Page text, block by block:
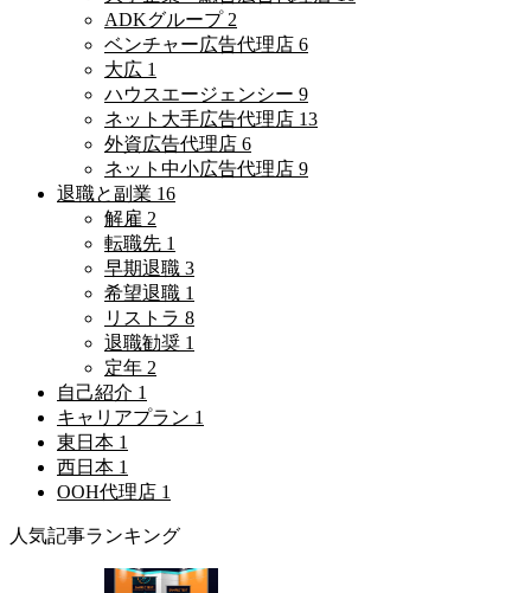
ADKグループ 2
ベンチャー広告代理店 6
大広 1
ハウスエージェンシー 9
ネット大手広告代理店 13
外資広告代理店 6
ネット中小広告代理店 9
退職と副業 16
解雇 2
転職先 1
早期退職 3
希望退職 1
リストラ 8
退職勧奨 1
定年 2
自己紹介 1
キャリアプラン 1
東日本 1
西日本 1
OOH代理店 1
人気記事ランキング